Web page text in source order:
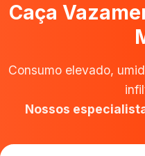
Caça
Consumo elevado,
Nossos